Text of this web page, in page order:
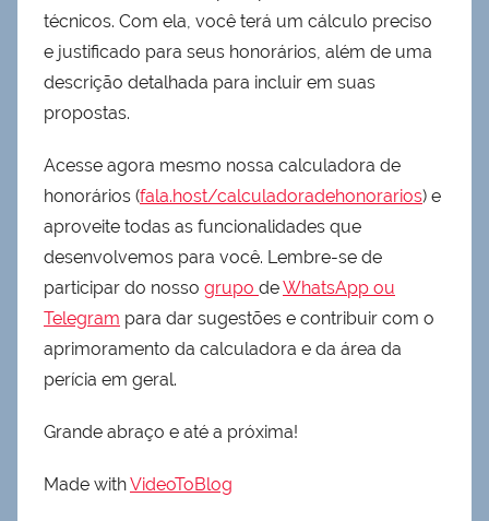
técnicos. Com ela, você terá um cálculo preciso
e justificado para seus honorários, além de uma
descrição detalhada para incluir em suas
propostas.
Acesse agora mesmo nossa calculadora de
honorários (fala.host/calculadoradehonorarios) e
aproveite todas as funcionalidades que
desenvolvemos para você. Lembre-se de
participar do nosso grupo deWhatsApp ou
Telegram para dar sugestões e contribuir com o
aprimoramento da calculadora e da área da
perícia em geral.
Grande abraço e até a próxima!
Made withVideoToBlog